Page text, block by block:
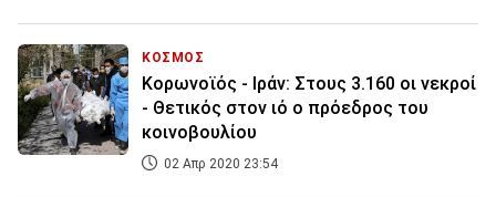
ΚΟΣΜΟΣ
Κορωνοϊός - Ιράν: Στους 3.160 οι νεκροί
- Θετικός στον ιό ο πρόεδρος του
κοινοβουλίου
02 Απρ 2020 23:54